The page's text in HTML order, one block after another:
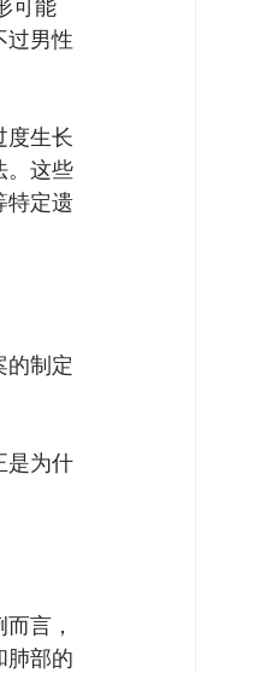
可能
过男性
度生长
。这些
特定遗
的制定
是为什
言，
肺部的